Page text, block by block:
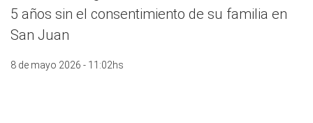
5 años sin el consentimiento de su familia en
San Juan
8 de mayo 2026 - 11:02hs